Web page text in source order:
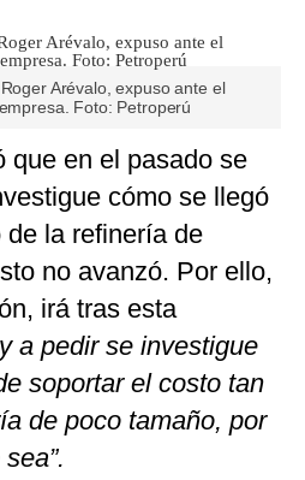
Arévalo, expuso ante el
Foto: Petroperú
que en el pasado se
cómo se llegó
la refinería de
no avanzó. Por ello,
irá tras esta
a pedir se investigue
soportar el costo tan
de poco tamaño, por